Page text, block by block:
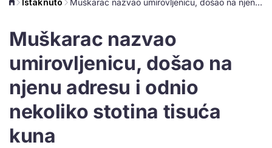
Muškarac nazvao
umirovljenicu, došao na
njenu adresu i odnio
nekoliko stotina tisuća
kuna